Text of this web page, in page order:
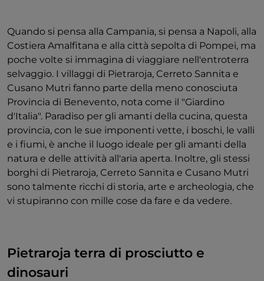
Quando si pensa alla Campania, si pensa a Napoli, alla
Costiera Amalfitana e alla città sepolta di Pompei, ma
poche volte si immagina di viaggiare nell'entroterra
selvaggio. I villaggi di Pietraroja, Cerreto Sannita e
Cusano Mutri fanno parte della meno conosciuta
Provincia di Benevento, nota come il "Giardino
d'Italia". Paradiso per gli amanti della cucina, questa
provincia, con le sue imponenti vette, i boschi, le valli
e i fiumi, è anche il luogo ideale per gli amanti della
natura e delle attività all'aria aperta. Inoltre, gli stessi
borghi di Pietraroja, Cerreto Sannita e Cusano Mutri
sono talmente ricchi di storia, arte e archeologia, che
vi stupiranno con mille cose da fare e da vedere.
Pietraroja terra di prosciutto e
dinosauri